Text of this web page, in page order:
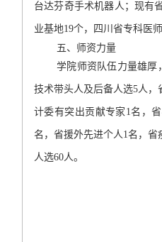
台达芬奇手术机器人；现有
业基地19个，四川省专科医
五、师资力量
学院师资队伍力量雄厚
技术带头人及后备人选5人，
计委有突出贡献专家 1名，
名，省援外先进个人1名，省
人选60人。